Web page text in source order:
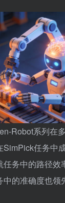
Robot系列在
任务中
任务中的路径效
的准确度也领